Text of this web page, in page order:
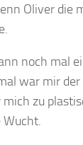
Oliver
noch mal
war mir
mich zu
Wucht.